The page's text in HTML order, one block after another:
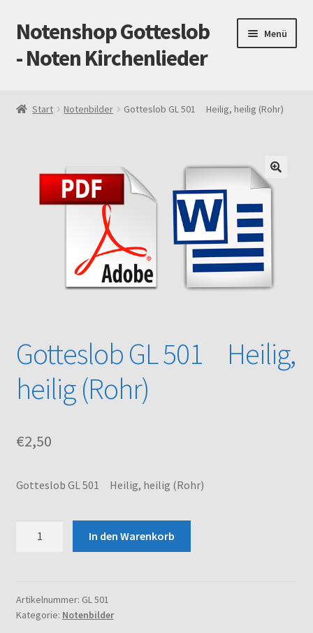
Zur
Navigation
springen
Zum
Inhalt
springen
Notenshop Gotteslob
- Noten Kirchenlieder
Menü
Cookie-Richtlinie (EU)
Gotteslob alt / neu
Kasse
Mein Konto
Warenkorb
Start Notenbilder Gotteslob GL 501 Heilig, heilig (Rohr)
Gotteslob GL 501 Heilig,
heilig (Rohr)
€2,50
Gotteslob GL 501 Heilig, heilig (Rohr)
heilig
(Rohr)
In den Warenkorb
Artikelnummer: GL 501
Kategorie: Notenbilder